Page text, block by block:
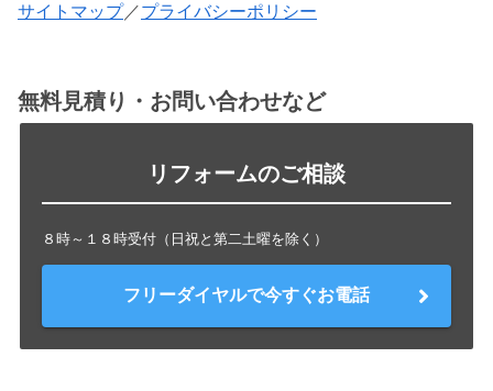
サイトマップ／プライバシーポリシー
無料見積り・お問い合わせなど
リフォームのご相談
８時～１８時受付（日祝と第二土曜を除く）
フリーダイヤルで今すぐお電話